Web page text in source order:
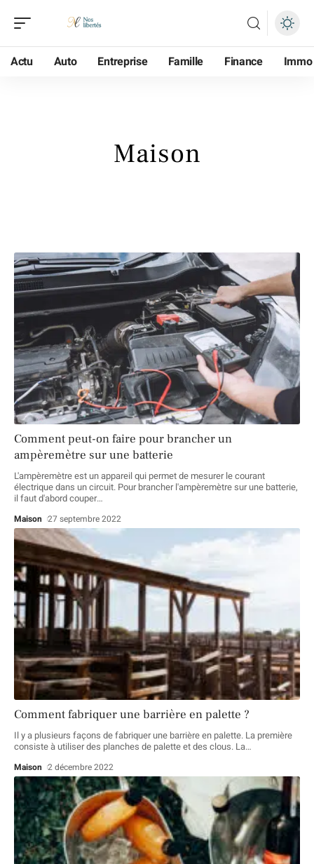
Actu Auto Entreprise Famille Finance Immo
Maison
Comment peut-on faire pour brancher un
ampèremètre sur une batterie
L'ampèremètre est un appareil qui permet de mesurer le courant
électrique dans un circuit. Pour brancher l'ampèremètre sur une batterie,
il faut d'abord couper…
Maison 27 septembre 2022
Comment fabriquer une barrière en palette ?
Il y a plusieurs façons de fabriquer une barrière en palette. La première
consiste à utiliser des planches de palette et des clous. La…
Maison 2 décembre 2022